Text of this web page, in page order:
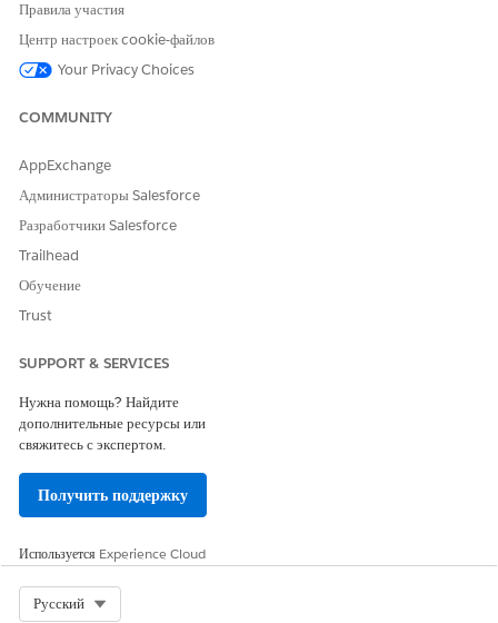
false
The policy is being applied with resource-level
conditions (pointcutData
With API Manager 2.5.29, validation is enforced to ensure
consistency between policy configuration and usage. Policies
that do not explicitly support resource-level configuration are
rejected.
Решение
usage:
If resource-level configuration is required:
SetresourceLevelSupported: true
If not required:
Remove any resource-level conditions
Правила участия
Центр настроек cookie-файлов
Your Privacy Choices
COMMUNITY
AppExchange
Администраторы Salesforce
Разработчики Salesforce
Trailhead
Обучение
Trust
SUPPORT & SERVICES
Нужна помощь? Найдите
дополнительные ресурсы или
свяжитесь с экспертом.
Получить поддержку
Используется Experience Cloud
Русский